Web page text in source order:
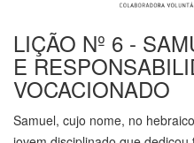
LIÇÃO Nº 6 -
E
VOCACIONADO
Samuel, cujo nome, no